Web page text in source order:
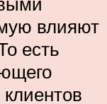
влияют
есть